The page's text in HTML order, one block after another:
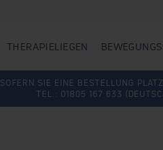
THERAPIELIEGEN
SOFERN SIE EINE BESTELLUNG
TEL.: 01805 167 633